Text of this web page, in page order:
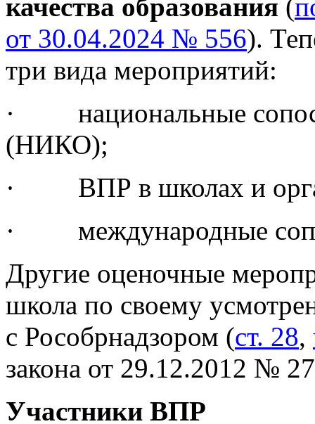
качества образования (
от 30.04.2024 № 556).
три вида мероприятий:
· национальные
(НИКО);
· ВПР в школах и
· международные
Другие оценочные
школа по своему
с Рособрнадзором (ст. 28,
закона от 29.12.2012 №
Участники ВПР